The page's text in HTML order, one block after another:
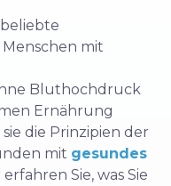
mit
Bluthochdruck
Ernährung
die Prinzipien der
mit gesundes
erfahren Sie, was Sie